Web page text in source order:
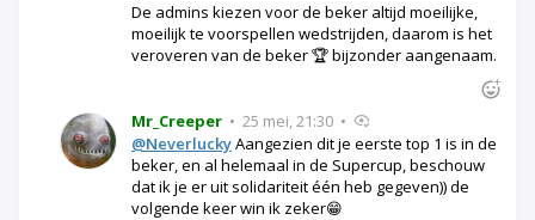
De admins kiezen voor de beker altijd moeilijke,
moeilijk te voorspellen wedstrijden, daarom is het
veroveren van de beker 🏆 bijzonder aangenaam.
Mr_Creeper • 25 mei, 21:30 •
@NeverluckyAangezien dit je eerste top 1 is in de
beker, en al helemaal in de Supercup, beschouw
dat ik je er uit solidariteit één heb gegeven)) de
volgende keer win ik zeker😁